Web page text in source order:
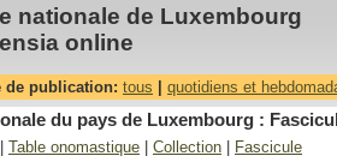
nationale de Luxembourg
online
de publication: tous quotidiens et
du pays de Luxembourg :
Table onomastique Collection Fascicule